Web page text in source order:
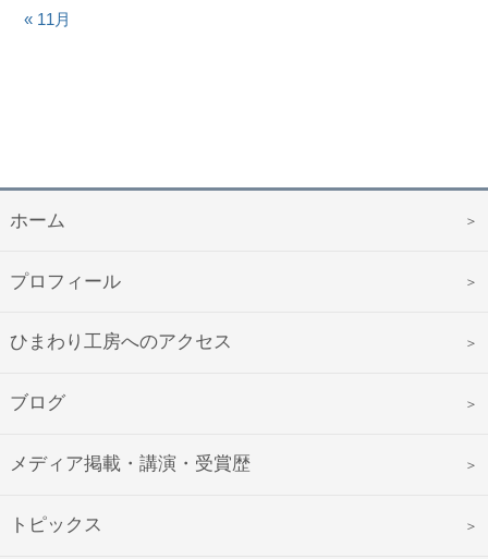
« 11月
ホーム
プロフィール
ひまわり工房へのアクセス
ブログ
メディア掲載・講演・受賞歴
トピックス